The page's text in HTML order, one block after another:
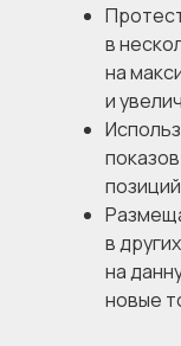
в
на
и
в
на
новые